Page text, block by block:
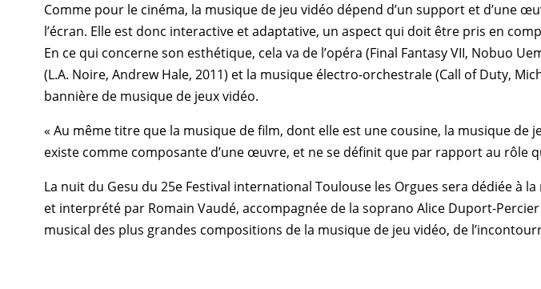
Comme pour le cinéma, la musique de jeu vidéo dépend d’un support et d’une
l’écran. Elle est donc interactive et adaptative, un aspect qui doit être pris en
En ce qui concerne son esthétique, cela va de l’opéra (Final Fantasy VII, Nobuo
(L.A. Noire, Andrew Hale, 2011) et la musique électro-orchestrale (Call of Duty,
bannière de musique de jeux vidéo.
« Au même titre que la musique de film, dont elle est une cousine, la musique
existe comme composante d’une œuvre, et ne se définit que par rapport au rôle
La nuit du Gesu du 25e Festival international Toulouse les Orgues sera dédiée à
et interprété par Romain Vaudé, accompagnée de la soprano Alice Duport-Percier
musical des plus grandes compositions de la musique de jeu vidéo, de